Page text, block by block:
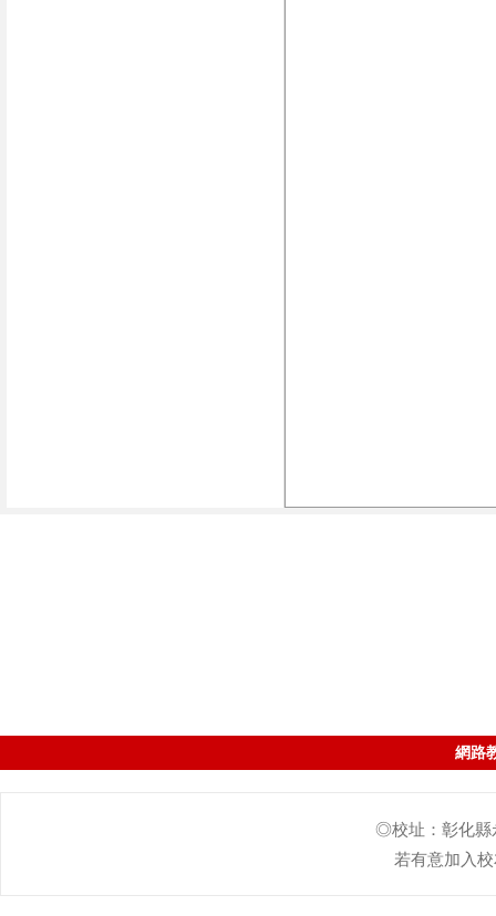
網路
◎校址：彰化縣
若有意加入